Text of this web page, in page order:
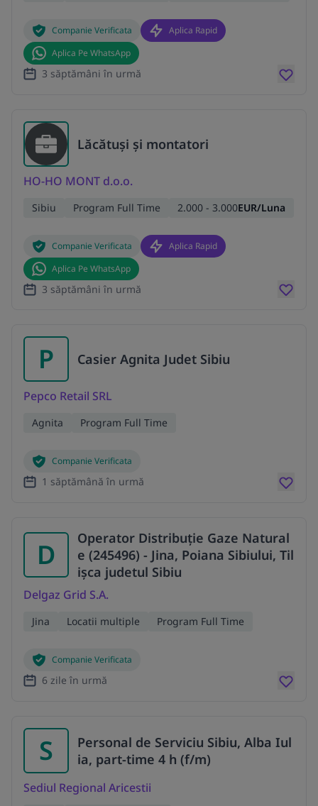
Companie Verificata
Aplica Rapid
Aplica Pe WhatsApp
3 săptămâni în urmă
Lăcătuși și montatori
HO-HO MONT d.o.o.
Sibiu Program Full Time 2.000 - 3.000EUR/Luna
Companie Verificata
Aplica Rapid
Aplica Pe WhatsApp
3 săptămâni în urmă
P Casier Agnita Judet Sibiu
Pepco Retail SRL
Agnita Program Full Time
Companie Verificata
1 săptămână în urmă
D
Operator Distribuție Gaze Natural
e (245496) - Jina, Poiana Sibiului, Til
ișca judetul Sibiu
Delgaz Grid S.A.
Jina Locatii multiple Program Full Time
Companie Verificata
6 zile în urmă
S
Personal de Serviciu Sibiu, Alba Iul
ia, part-time 4 h (f/m)
Sediul Regional Aricestii